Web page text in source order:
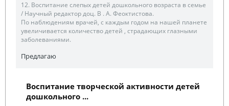
12. Воспитание слепых детей дошкольного возраста в семье
/ Научный редактор доц. В . А. Феоктистова.
По наблюдениям врачей, с каждым годом на нашей планете
увеличивается количество детей , страдающих глазными
заболеваниями.
Предлагаю
Воспитание творческой активности детей
дошкольного ...